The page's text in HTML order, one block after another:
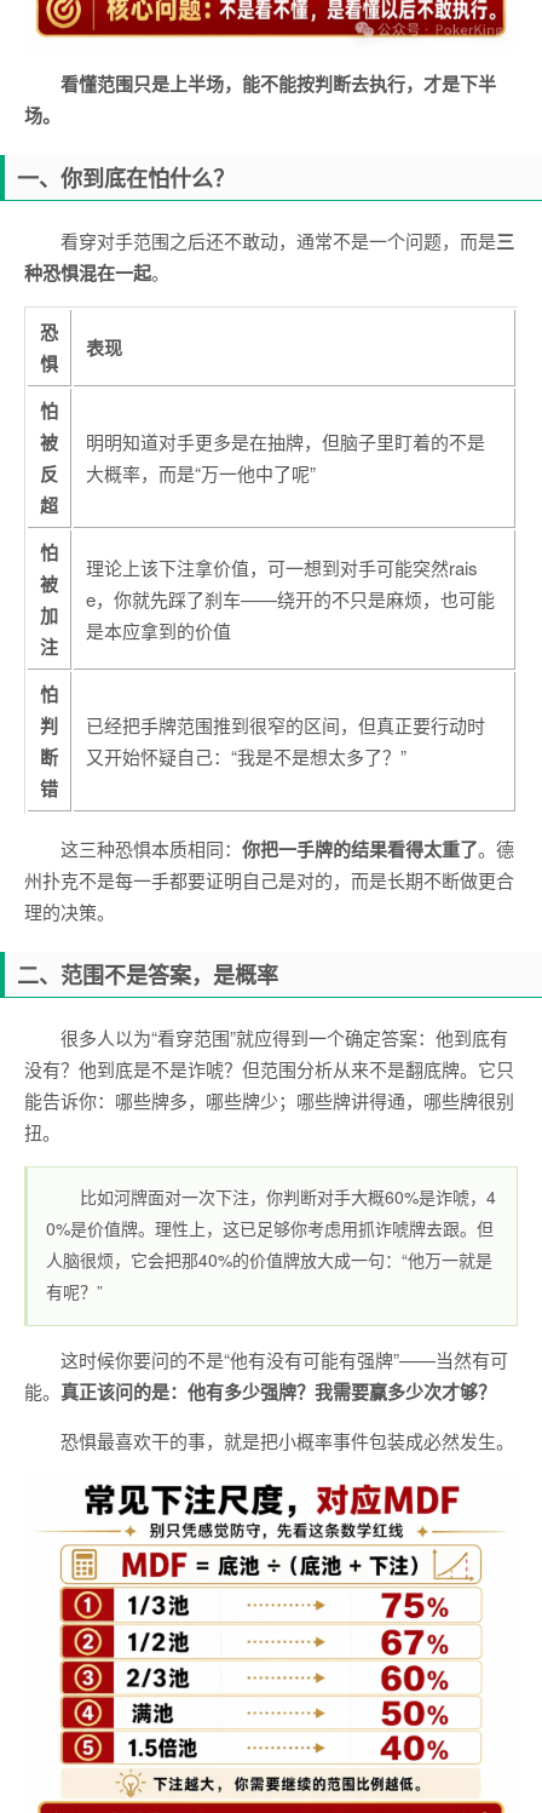
看懂范围只是上半场，能不能按判断去执行，才是下半
场。
一、你到底在怕什么？
看穿对手范围之后还不敢动，通常不是一个问题，而是三
种恐惧混在一起。
恐
惧
表现
怕
被
反
超
明明知道对手更多是在抽牌，但脑子里盯着的不是
大概率，而是“万一他中了呢”
怕
被
加
注
理论上该下注拿价值，可一想到对手可能突然rais
e，你就先踩了刹车——绕开的不只是麻烦，也可能
是本应拿到的价值
怕
判
断
错
已经把手牌范围推到很窄的区间，但真正要行动时
又开始怀疑自己：“我是不是想太多了？”
这三种恐惧本质相同： 你把一手牌的结果看得太重了。德
州扑克不是每一手都要证明自己是对的，而是长期不断做更合
理的决策。
二、范围不是答案，是概率
很多人以为“看穿范围”就应得到一个确定答案：他到底有
没有？他到底是不是诈唬？但范围分析从来不是翻底牌。它只
能告诉你：哪些牌多，哪些牌少；哪些牌讲得通，哪些牌很别
扭。
比如河牌面对一次下注，你判断对手大概60%是诈唬，4
0%是价值牌。理性上，这已足够你考虑用抓诈唬牌去跟。但
人脑很烦，它会把那40%的价值牌放大成一句：“他万一就是
有呢？”
这时候你要问的不是“他有没有可能有强牌”——当然有可
能。 真正该问的是：他有多少强牌？我需要赢多少次才够？
恐惧最喜欢干的事，就是把小概率事件包装成必然发生。